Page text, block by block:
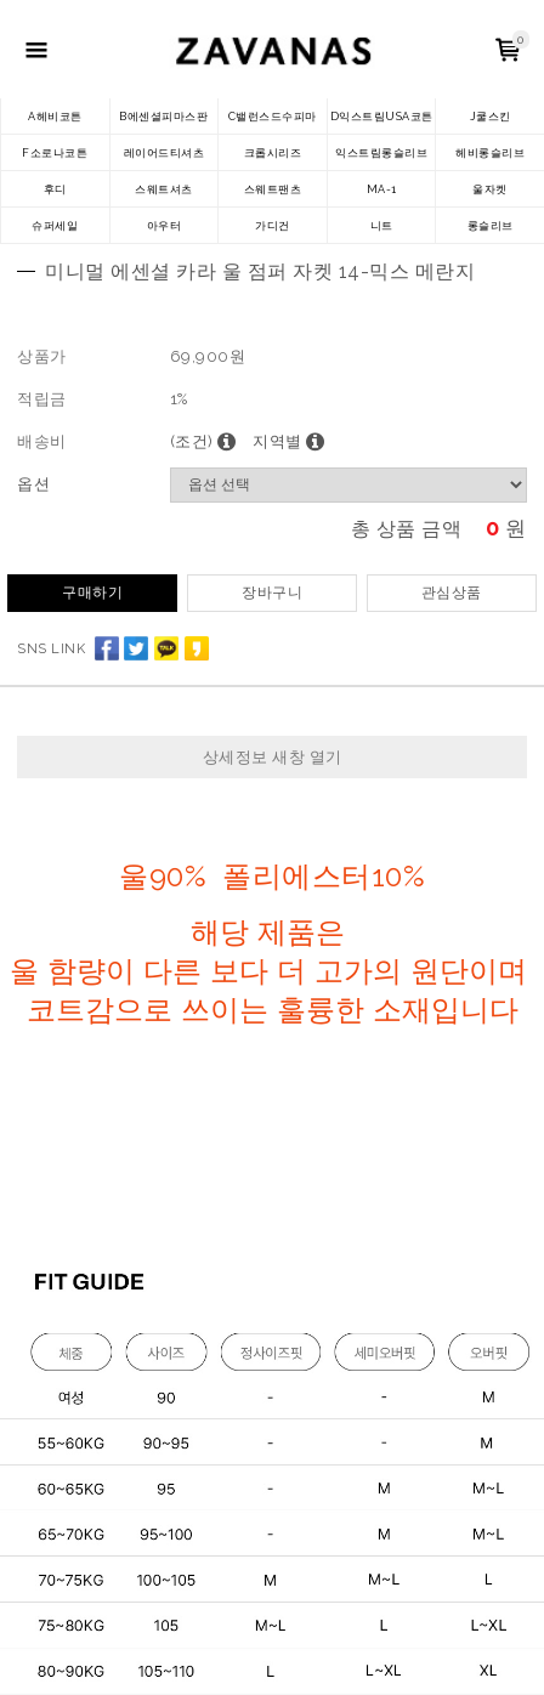
0
A헤비코튼 B에센셜피마스판 C밸런스드수피마 D익스트림USA코튼 J쿨스킨
F소로나코튼 레이어드티셔츠 크롭시리즈 익스트림롱슬리브 헤비롱슬리브
후디 스웨트셔츠 스웨트팬츠 MA-1 울자켓
슈퍼세일 아우터 가디건 니트 롱슬리브
미니멀 에센셜 카라 울 점퍼 자켓 14-믹스 메란지
상품가 69,900 원
적립금 1%
배송비 (조건) 지역별
옵션
총 상품 금액 0 원
구매하기 장바구니 관심상품
SNS LINK
상세정보 새창 열기
울90% 폴리에스터10%
해당 제품은
울 함량이 다른 보다 더 고가의 원단이며
코트감으로 쓰이는 훌륭한 소재입니다